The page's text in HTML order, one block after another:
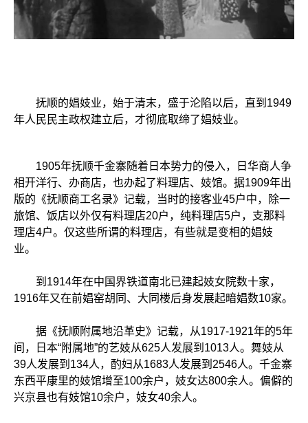
抚顺的娼妓业，始于清末，盛于沦陷以后，直到1949
年人民民主政权建立后，才彻底取缔了娼妓业。
1905年抚顺千金寨随着日本势力的侵入，日华商人争
相开洋行、办商店，也办起了料理店、妓馆。据1909年出
版的《抚顺商工名录》记载，当时的接客业45户中，除一
旅馆、饭店以外仅有料理店20户，纯料理店5户，支那料
理店4户。仅这些所谓的料理店，有些就是变相的娼妓
业。
到1914年在中国界铁道南北已建起妓女院数十家，
1916年又在前娼窑胡同、大同楼后身发展起暗娼数10家。
据《抚顺附属地沿革史》记载，从1917-1921年的5年
间，日本“附属地”的艺妓从625人发展到1013人。舞妓从
39人发展到134人，酌妇从1683人发展到2546人。千金寨
东西平康里的妓馆增至100余户，妓女达800余人。偏僻的
兴京县也有妓馆10余户，妓女40余人。